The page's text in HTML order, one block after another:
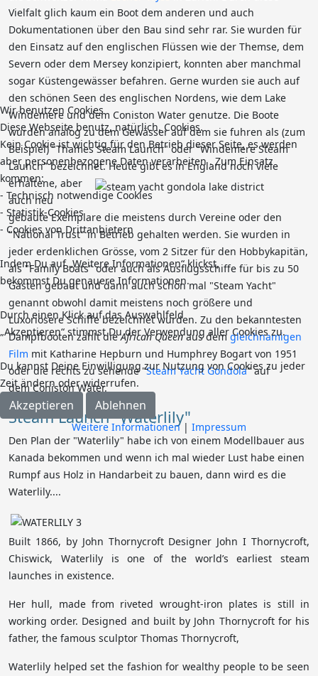
Vielfalt glich kaum ein Boot dem anderen und auch
Dokumentationen über den Bau sind sehr rar. Sie wurden für
den Einsatz auf den englischen Flüssen wie der Themse, dem
Severn oder dem Mersey konzipiert, konnten aber manchmal
sogar Küstengewässer befahren. Gerne wurden sie auch auf
den schönen Seen des englischen Nordens, wie dem Lake
Windemere und dem Coniston Water genutze. Die Boote
wurden analog zu dem Gewässer auf dem sie fuhren als (zum
Beispiel) "Thames Steam Launch" oder "Windemere Steam
Launch" bezeichnet.Heute gibt es in England noch viele
erhaltene, aber
auch neu
gebaute Exemplare die meistens durch Vereine oder den
"National Trust" in Betrieb gehalten werden. Sie wurden in
jeder erdenklichen Grösse, vom 2 Sitzer für den Hobbykapitän,
als "Family Boats" oder auch als Ausflugsschiffe für bis zu 50
Gästen gebaut und dann auch schon mal "Steam Yacht"
genannt obwohl damit meistens noch größere und
Luxoriösere Schiffe bezeichnet wurden. Zu den bekanntesten
Dampfbooten zählt dieAfrican Queenaus dem gleichnamigen
Film mit Katharine Hepburn und Humphrey Bogart von 1951
oder die rechts zu sehende "Steam Yacht Gondola" auf
dem Coniston Water.
Steam Launch "Waterlily"
Den Plan der "Waterlily" habe ich von einem Modellbauer aus
Kanada bekommen und wenn ich mal wieder Lust habe einen
Rumpf aus Holz in Handarbeit zu bauen, dann wird es die
Waterlily....
Built 1866, by John Thornycroft Designer John I Thornycroft,
Chiswick, Waterlily is one of the world’s earliest steam
launches in existence.
Her hull, made from riveted wrought-iron plates is still in
working order. Designed and built by John Thornycroft for his
father, the famous sculptor Thomas Thornycroft,
Waterlily helped set the fashion for wealthy people to be seen
Wir benutzen Cookies
Diese Webseite benutz, natürlich, Cookies.
Kein Cookie ist wichtig für den Betrieb dieser Seite, es werden
aber personenbezogene Daten verarbeiten . Zum Einsatz
kommen:
- Technisch notwendige Cookies
- Statistik-Cookies
- Cookies von Drittanbietern
Indem Du auf „Weitere Informationen“ klickst,
bekommst Du genauere Informationen.
Durch einen Klick auf das Auswahlfeld
„Akzeptieren“ stimmst Du der Verwendung aller Cookies zu.
Du kannst Deine Einwilligung zur Nutzung von Cookies zu jeder
Zeit ändern oder widerrufen.
Akzeptieren Ablehnen
Weitere Informationen| Impressum